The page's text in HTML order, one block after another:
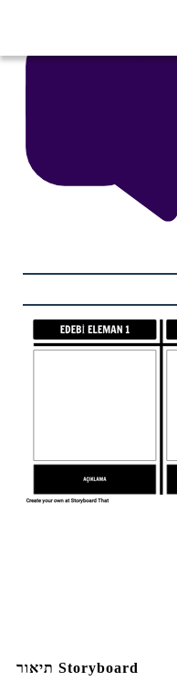
תיאור Storyboard